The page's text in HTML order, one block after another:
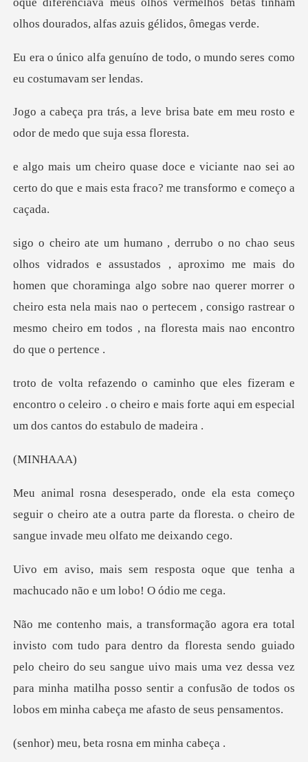
olhos dourados,
de todo, o mundo seres com
brisa bate em meu rosto e
odor
nte nao sei ao
certo do que e mais esta
mais do
homen que choraminga algo sobre nao querer morrer o
cheiro esta nela mais nao o pertece
m e
encontro o celeiro . o cheiro e mais forte aqu
NHA
seguir o cheiro ate a outra parte da floresta. o
ta oque que tenha a
machucado
resta sendo guiado
pelo cheiro do seu sangue uivo mais uma vez dessa vez
para minha matil
beta rosna em